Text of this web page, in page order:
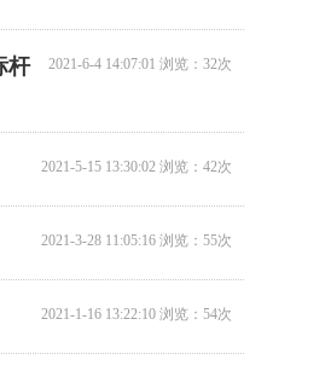
2021-6-4 14:07:01 浏览：32次
杆
2021-5-15 13:30:02 浏览：42次
2021-3-28 11:05:16 浏览：55次
2021-1-16 13:22:10 浏览：54次